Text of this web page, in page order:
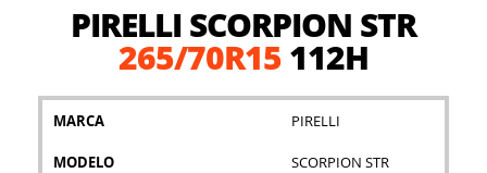
PIRELLI SCORPION STR
265/70R15112H
MARCA PIRELLI
MODELO SCORPION STR
galería
imágenes